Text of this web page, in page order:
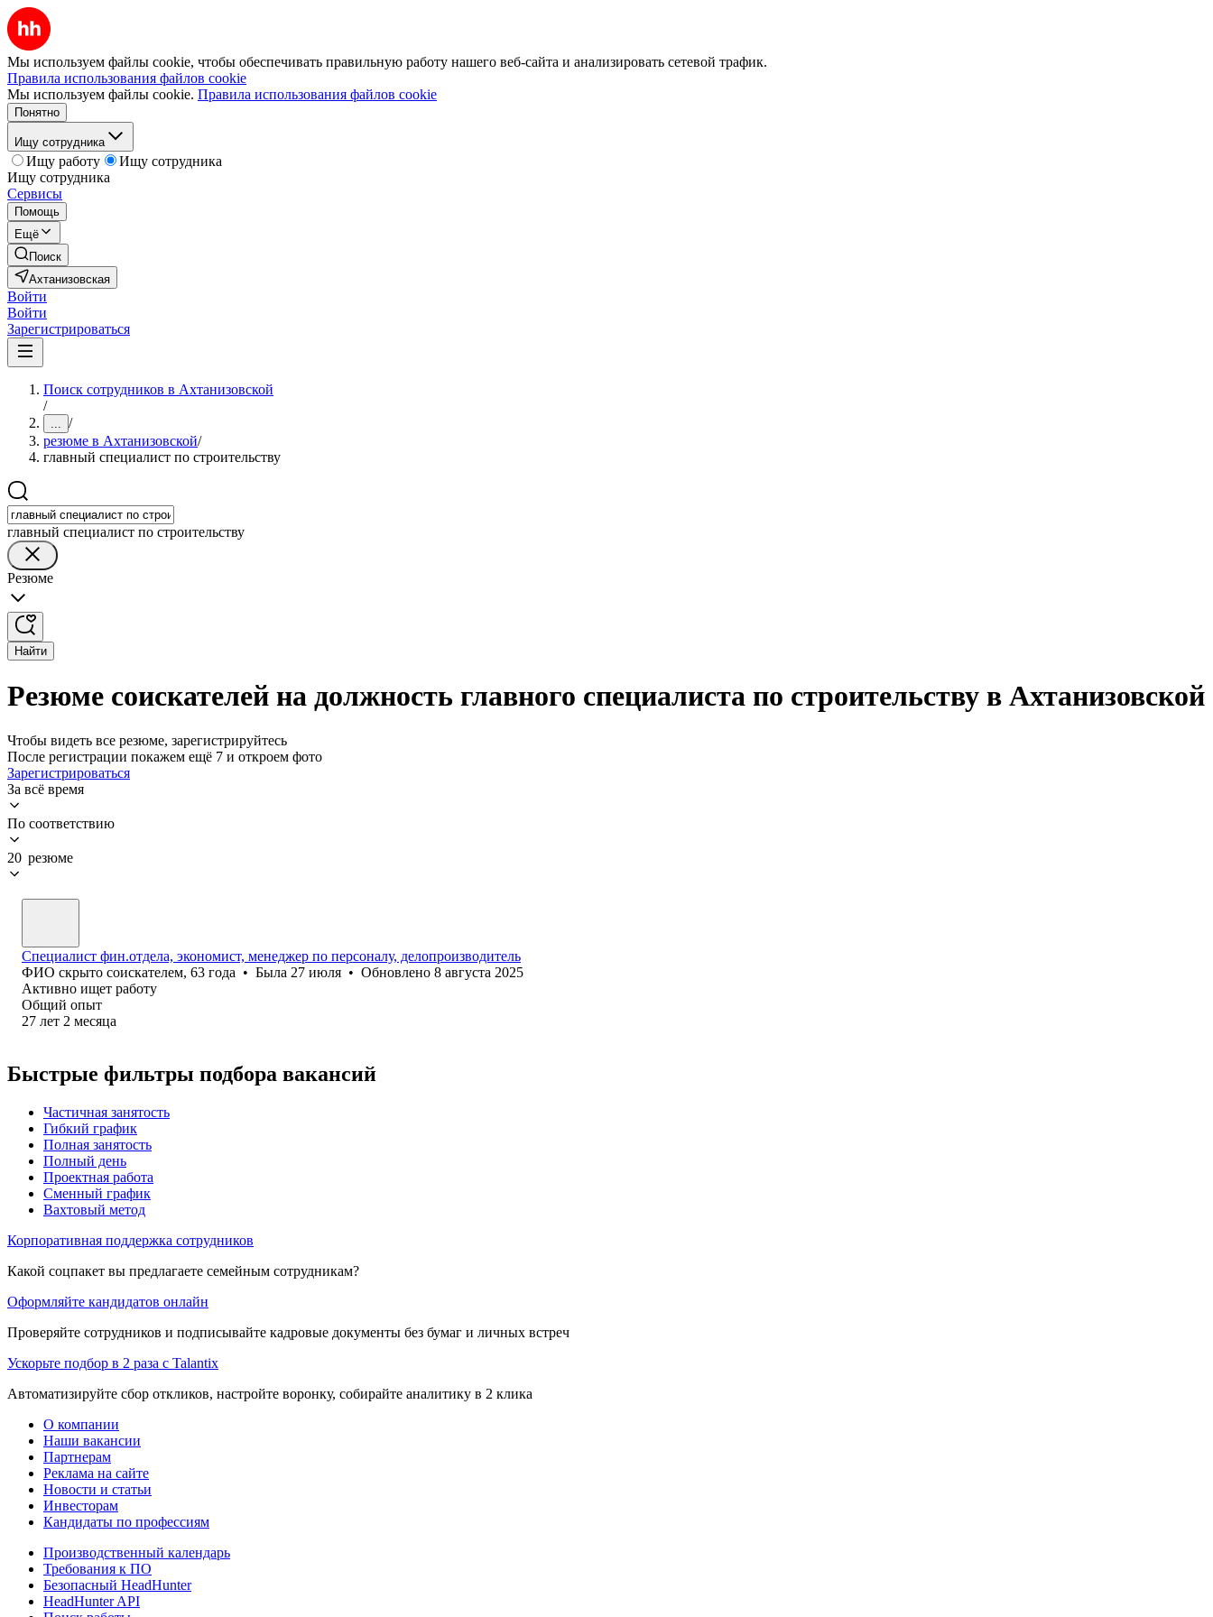
Мы используем файлы cookie, чтобы обеспечивать правильную работу нашего веб-сайта и анализировать сетевой трафик.
Правила использования файлов cookie
Мы используем файлы cookie. Правила использования файлов cookie
Понятно
Ищу сотрудника
Ищу работу
Ищу сотрудника
Ищу сотрудника
Сервисы
Помощь
Ещё
Поиск
Ахтанизовская
Войти
Войти
Зарегистрироваться
Поиск сотрудников в Ахтанизовской
/
... /
резюме в Ахтанизовской/
главный специалист по строительству
главный специалист по строительству
Резюме
Найти
Резюме соискателей на должность главного специалиста по строительству в Ахтанизовской
Чтобы видеть все резюме, зарегистрируйтесь
После регистрации покажем ещё 7 и откроем фото
Зарегистрироваться
За всё время
По соответствию
20 резюме
Специалист фин.отдела, экономист, менеджер по персоналу, делопроизводитель
ФИО скрыто соискателем, 63 года • Была 27 июля • Обновлено 8 августа 2025
Активно ищет работу
Общий опыт
27 лет 2 месяца
Быстрые фильтры подбора вакансий
Частичная занятость
Гибкий график
Полная занятость
Полный день
Проектная работа
Сменный график
Вахтовый метод
Корпоративная поддержка сотрудников
Какой соцпакет вы предлагаете семейным сотрудникам?
Оформляйте кандидатов онлайн
Проверяйте сотрудников и подписывайте кадровые документы без бумаг и личных встреч
Ускорьте подбор в 2 раза с Talantix
Автоматизируйте сбор откликов, настройте воронку, собирайте аналитику в 2 клика
О компании
Наши вакансии
Партнерам
Реклама на сайте
Новости и статьи
Инвесторам
Кандидаты по профессиям
Производственный календарь
Требования к ПО
Безопасный HeadHunter
HeadHunter API